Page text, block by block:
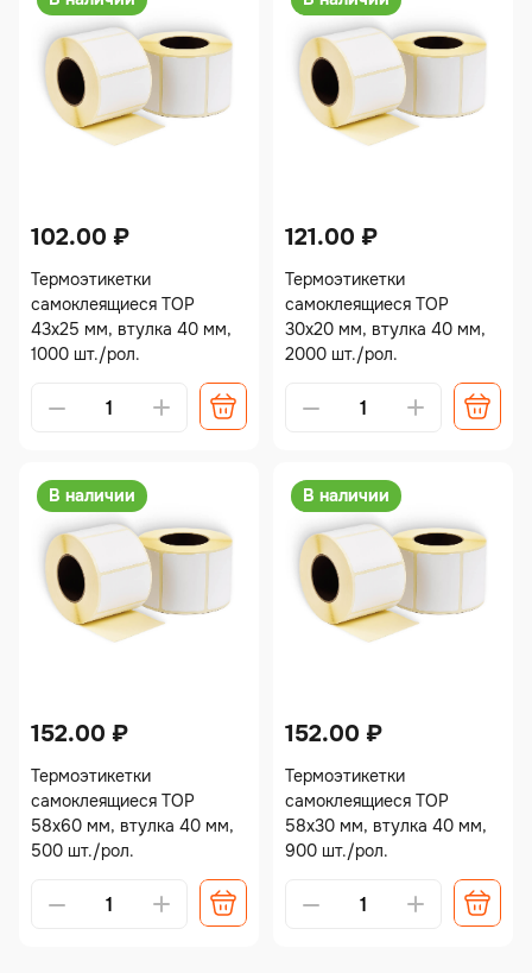
102.00 ₽
Термоэтикетки
самоклеящиеся TOP
43х25 мм, втулка 40 мм,
1000 шт./рол.
Alternative:
121.00 ₽
Термоэтикетки
самоклеящиеся TOP
30х20 мм, втулка 40 мм,
2000 шт./рол.
Alternative:
В наличии
152.00 ₽
Термоэтикетки
самоклеящиеся TOP
58х60 мм, втулка 40 мм,
500 шт./рол.
Alternative:
В наличии
152.00 ₽
Термоэтикетки
самоклеящиеся TOP
58х30 мм, втулка 40 мм,
900 шт./рол.
Alternative: